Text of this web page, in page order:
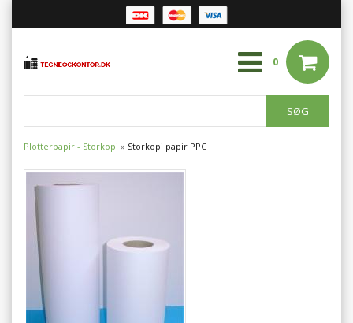
0
Plotterpapir - Storkopi » Storkopi papir PPC